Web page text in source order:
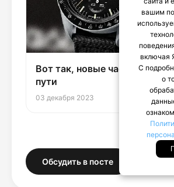
Вот так, новые часы
пути
03 декабря 2023
Обсудить в посте
вашим
включая
С
о